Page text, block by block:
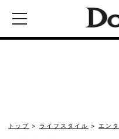
トップ ライフスタイル エンタ